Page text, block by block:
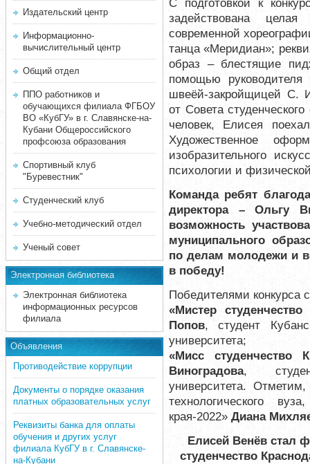
Издательский центр
Информационно-
вычислительный центр
Общий отдел
ППО работников и
обучающихся филиала ФГБОУ
ВО «КубГУ» в г. Славянске-на-
Кубани Общероссийского
профсоюза образования
Спортивный клуб
"Буревестник"
Студенческий клуб
Учебно-методический отдел
Ученый совет
Электронная библиотека
Электронная библиотека
информационных ресурсов
филиала
Объявления
Противодействие коррупции
Документы о порядке оказания
платных образовательных услуг
Реквизиты банка для оплаты
обучения и других услуг
филиала КубГУ в г. Славянске-
на-Кубани
С подготовкой к
задействована
современной
танца «Меридиан»;
образ – блестящие
помощью
швеёй-закройщицей С.
от Совета
человек, Елисея
Художественное
изобразительного
психологии и
Команда ребят
директора – Ольгу
возможность
муниципального
по делам молодежи и
в победу!
Победителями конкурса
«Мистер
Попов, студент
университета;
«Мисс студенчество
Виноградова,
университета.
технологического
края-2022» Диана
Елисей Венёв стал
студенчество